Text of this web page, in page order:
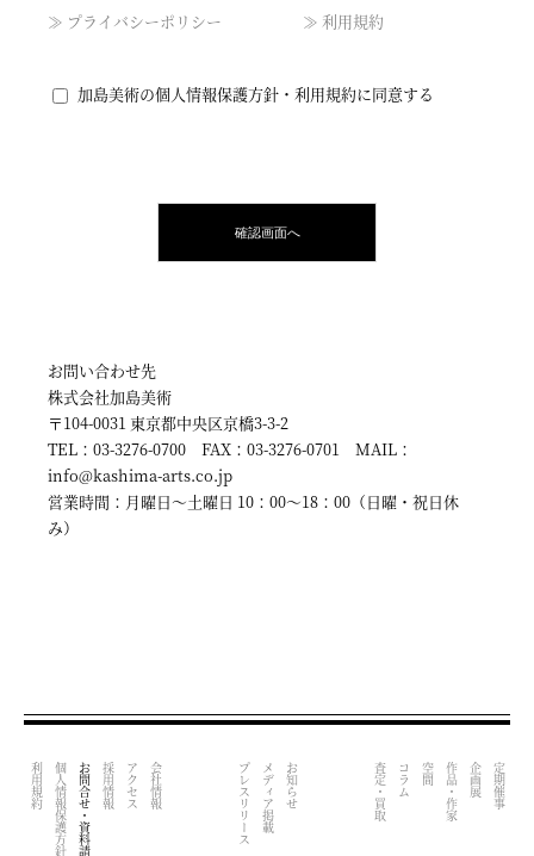
≫ プライバシーポリシー ≫ 利用規約
加島美術の個人情報保護方針・利用規約に同意する
お問い合わせ先
株式会社加島美術
〒104-0031 東京都中央区京橋3-3-2
TEL：03-3276-0700 FAX：03-3276-0701 MAIL：
info@kashima-arts.co.jp
営業時間：月曜日〜土曜日 10：00〜18：00（日曜・祝日休
み）
定期催事
企画展
作品・作家
空間
コラム
査定・買取
お知らせ
メディア掲載
プレスリリース
会社情報
アクセス
採用情報
お問合せ・資料請求
個人情報保護方針
利用規約